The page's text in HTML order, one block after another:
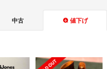
中古 値下げ